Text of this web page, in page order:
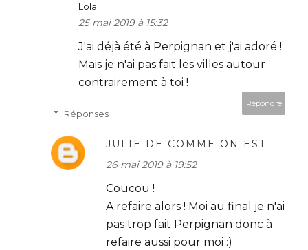
Lola
25 mai 2019 à 15:32
J'ai déjà été à Perpignan et j'ai adoré !
Mais je n'ai pas fait les villes autour
contrairement à toi !
Répondre
Réponses
JULIE DE COMME ON EST
26 mai 2019 à 19:52
Coucou !
A refaire alors ! Moi au final je n'ai
pas trop fait Perpignan donc à
refaire aussi pour moi :)